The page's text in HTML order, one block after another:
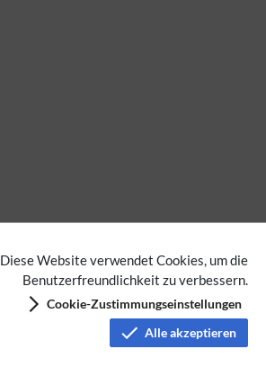
Diese Website verwendet Cookies, um die
Benutzerfreundlichkeit zu verbessern.
Cookie-Zustimmungseinstellungen
Alle akzeptieren